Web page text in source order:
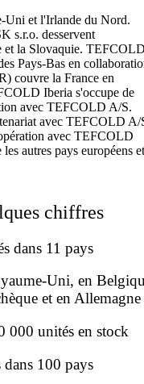
et l'Irlande du Nord.
s.r.o. desservent
et la Slovaquie.
Pays-Bas en
couvre la France en
Iberia s'occupe de
avec TEFCOLD A/S.
avec TEFCOLD A/
avec TEFCOLD
autres pays européens et
chiffres
dans 11 pays
Uni, en
et en Allemagne
000 unités en stock
100 pays